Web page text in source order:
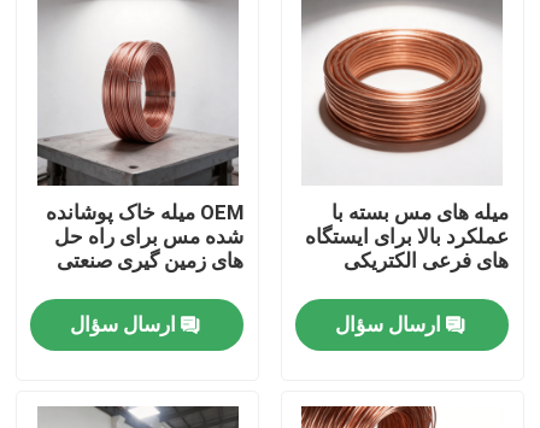
خانه
محصولات
فیلم های
میله های مس بسته با
عملکرد بالا برای ایستگاه
های فرعی الکتریکی
ارسال سؤال
OEM میله خاک پوشانده
شده مس برای راه حل
های زمین گیری صنعتی
ارسال سؤال